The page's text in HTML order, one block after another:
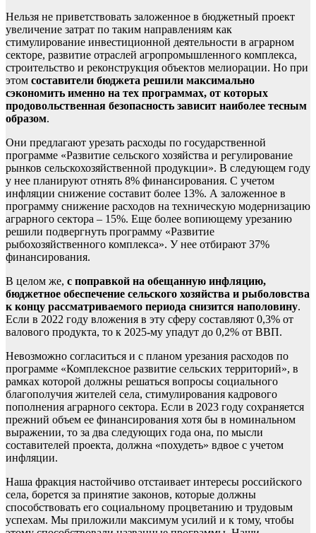
Нельзя не приветствовать заложенное в бюджетный проект
увеличение затрат по таким направлениям как
стимулирование инвестиционной деятельности в аграрном
секторе, развитие отраслей агропромышленного комплекса,
строительство и реконструкция объектов мелиорации. Но при
этом составители бюджета решили максимально
сэкономить именно на тех программах, от которых
продовольственная безопасность зависит наиболее тесным
образом.
Они предлагают урезать расходы по государственной
программе «Развитие сельского хозяйства и регулирование
рынков сельскохозяйственной продукции». В следующем году
у нее планируют отнять 8% финансирования. С учетом
инфляции снижение составит более 13%. А заложенное в
программу снижение расходов на техническую модернизацию
аграрного сектора – 15%. Еще более вопиющему урезанию
решили подвергнуть программу «Развитие
рыбохозяйственного комплекса». У нее отбирают 37%
финансирования.
В целом же, с поправкой на обещанную инфляцию,
бюджетное обеспечение сельского хозяйства и рыболовства
к концу рассматриваемого периода снизится наполовину.
Если в 2022 году вложения в эту сферу составляют 0,3% от
валового продукта, то к 2025-му упадут до 0,2% от ВВП.
Невозможно согласиться и с планом урезания расходов по
программе «Комплексное развитие сельских территорий», в
рамках которой должны решаться вопросы социального
благополучия жителей села, стимулирования кадрового
пополнения аграрного сектора. Если в 2023 году сохраняется
прежний объем ее финансирования хотя бы в номинальном
выражении, то за два следующих года она, по мысли
составителей проекта, должна «похудеть» вдвое с учетом
инфляции.
Наша фракция настойчиво отстаивает интересы российского
села, борется за принятие законов, которые должны
способствовать его социальному процветанию и трудовым
успехам. Мы приложили максимум усилий и к тому, чтобы